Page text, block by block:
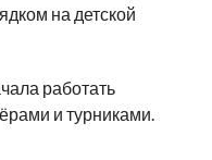
на детской
работать
и турниками.